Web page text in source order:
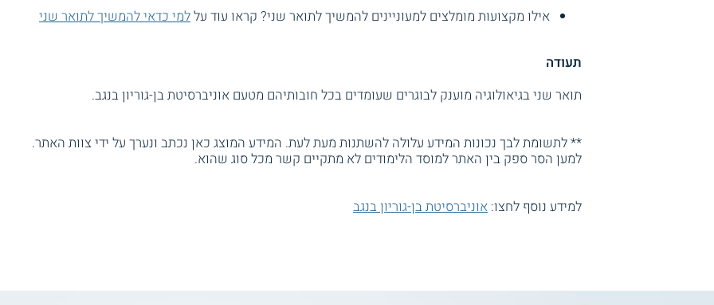
אילו מקצועות מומלצים למעוניינים להמשיך לתואר שני? קראו עוד עללמי כדאי להמשיך לתואר שני
תעודה
תואר שני בגיאולוגיה מוענק לבוגרים שעומדים בכל חובותיהם מטעם אוניברסיטת בן-גוריון בנגב.
** לתשומת לבך נכונות המידע עלולה להשתנות מעת לעת. המידע המוצג כאן נכתב ונערך על ידי צוות האתר.
למען הסר ספק בין האתר למוסד הלימודים לא מתקיים קשר מכל סוג שהוא.
למידע נוסף לחצו: אוניברסיטת בן-גוריון בנגב